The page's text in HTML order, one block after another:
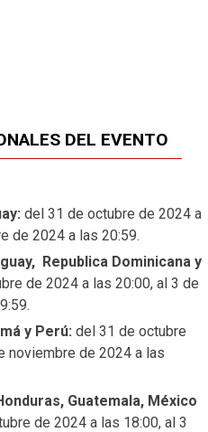
DEL EVENTO
del 31 de octubre de 2024 a
de 2024 a las 20:59.
Republica Dominicana y
de 2024 a las 20:00, al 3 de
y Perú: del 31 de octubre
noviembre de 2024 a las
Guatemala, México
de 2024 a las 18:00, al 3